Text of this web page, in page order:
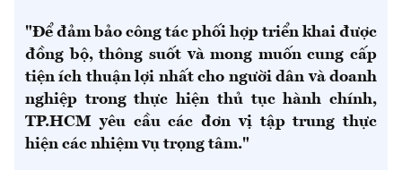
"Để đảm bảo công tác phối hợp triển khai được
đồng bộ, thông suốt và mong muốn cung cấp
tiện ích thuận lợi nhất cho người dân và doanh
nghiệp trong thực hiện thủ tục hành chính,
TP.HCM yêu cầu các đơn vị tập trung thực
hiện các nhiệm vụ trọng tâm."